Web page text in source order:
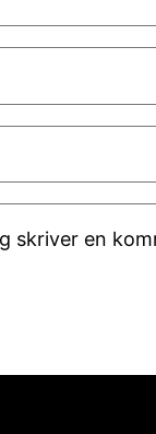
skriver en